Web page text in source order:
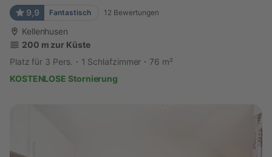
9,9 Fantastisch 12 Bewertungen
Kellenhusen
200 m zur Küste
Platz für 3 Pers.
1 Schlafzimmer
76 m²
KOSTENLOSE Stornierung